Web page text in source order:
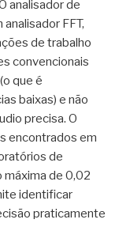
analisador de
FFT,
de trabalho
convencionais
que é
baixas) e não
precisa. O
encontrados em
de
máxima de 0,02
identificar
praticamente